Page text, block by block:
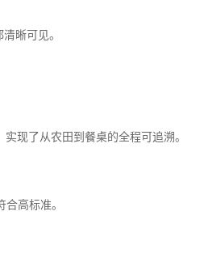
晰可见。
现了从农田到餐桌的全程可追溯。
高标准。